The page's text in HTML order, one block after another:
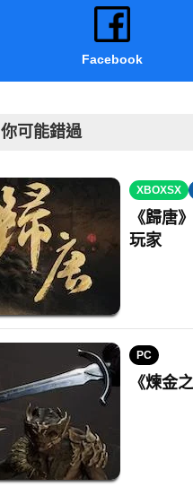
Facebook
你可能錯過
XBOXSX
《歸唐
玩家
PC
《煉金